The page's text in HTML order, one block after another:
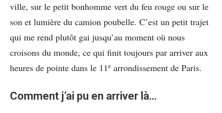
ville, sur le petit bonhomme vert du feu rouge ou sur le
son et lumière du camion poubelle. C’est un petit trajet
qui me rend plutôt gai jusqu’au moment où nous
croisons du monde, ce qui finit toujours par arriver aux
heures de pointe dans le 11e arrondissement de Paris.
Comment j’ai pu en arriver là…